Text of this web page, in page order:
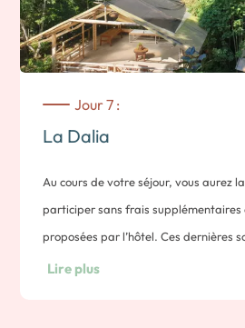
Jour 7 :
La Dalia
Au cours de votre séjour, vous aurez
participer sans frais supplémentaires
proposées par l’hôtel. Ces dernières
fonction de la saison (notamment
Lire plus